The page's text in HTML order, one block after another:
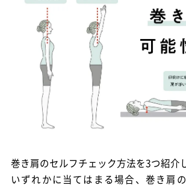
巻き肩のセルフチェック方法を3つ紹介
いずれかに当てはまる場合、巻き肩